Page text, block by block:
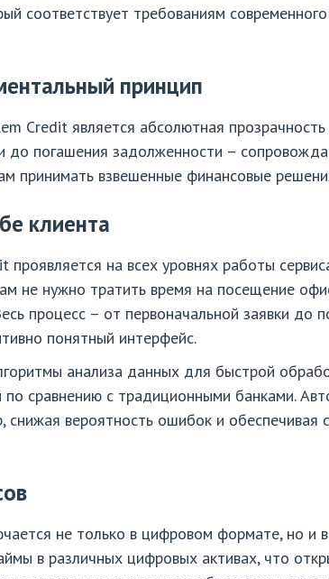
соответствует требованиям
принцип
Credit является абсолютная
до погашения задолженности –
принимать взвешенные финансовые
клиента
проявляется на всех уровнях работы
не нужно тратить время на посещение
процесс – от первоначальной заявки до
понятный интерфейс.
анализа данных для быстрой
сравнению с традиционными банками.
вероятность ошибок и обеспечивая
не только в цифровом формате, но и
в различных цифровых активах, что